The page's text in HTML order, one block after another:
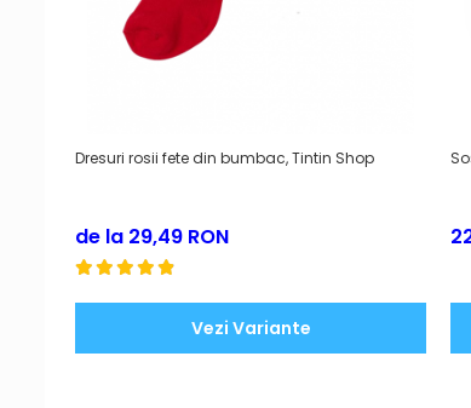
Dresuri rosii fete din bumbac, Tintin Shop
de la 29,49 RON
Vezi Variante